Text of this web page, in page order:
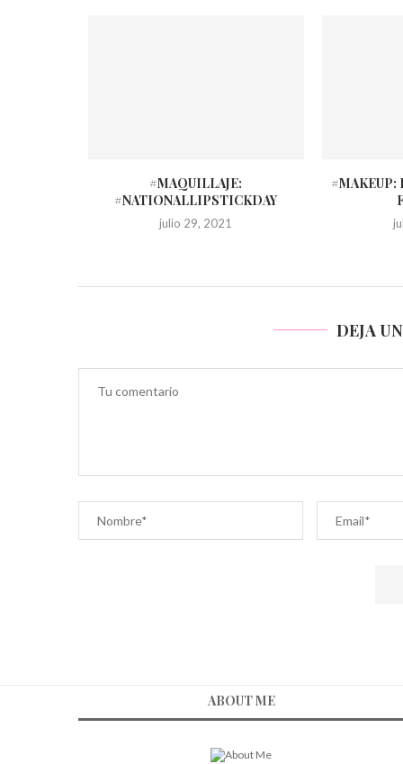
#MAQUILLAJE:
#NATIONALLIPSTICKDAY
julio 29, 2021
#MAKEUP:
DEJA
ABOUT ME